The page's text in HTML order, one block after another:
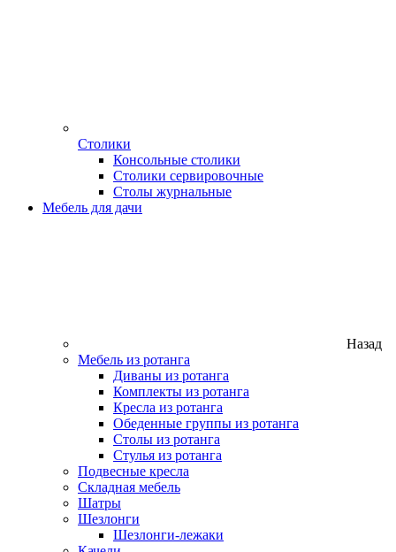
Столики
Консольные столики
Столики сервировочные
Столы журнальные
Мебель для дачи
Назад
Мебель из ротанга
Диваны из ротанга
Комплекты из ротанга
Кресла из ротанга
Обеденные группы из ротанга
Столы из ротанга
Стулья из ротанга
Подвесные кресла
Складная мебель
Шатры
Шезлонги
Шезлонги-лежаки